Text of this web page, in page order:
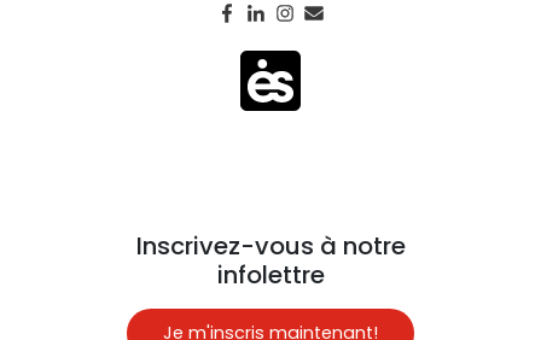
Inscrivez-vous à notre
infolettre
Je m'inscris maintenant!